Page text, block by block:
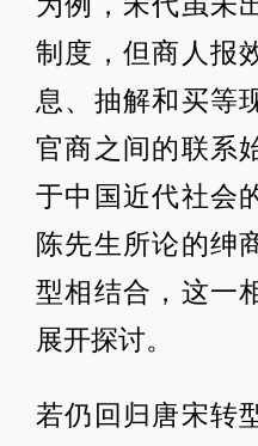
制度，但商人报
息、抽解和买等
官商之间的联系
于中国近代社会
陈先生所论的绅
型相结合，这一
展开探讨。
若仍回归唐宋转